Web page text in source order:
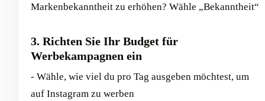
Markenbekanntheit zu erhöhen? Wähle „Bekanntheit“
3. Richten Sie Ihr Budget für
Werbekampagnen ein
- Wähle, wie viel du pro Tag ausgeben möchtest, um
auf Instagram zu werben